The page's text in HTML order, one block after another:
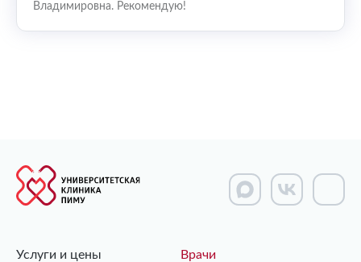
Владимировна. Рекомендую!
Услуги и цены Врачи